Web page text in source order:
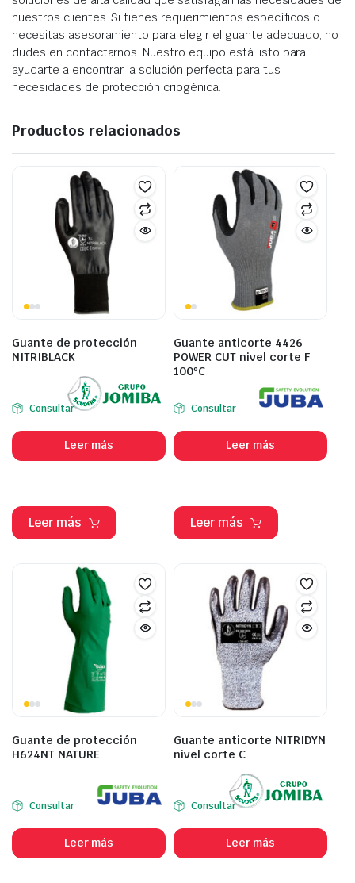
nuestros clientes. Si tienes requerimientos específicos o
necesitas asesoramiento para elegir el guante adecuado, no
dudes en contactarnos. Nuestro equipo está listo para
ayudarte a encontrar la solución perfecta para tus
necesidades de protección criogénica.
Productos relacionados
Guante de protección
NITRIBLACK
Consultar
Leer más
Leer más
Guante anticorte 4426
POWER CUT nivel corte F
100ºC
Consultar
Leer más
Leer más
Guante de protección
H624NT NATURE
Consultar
Leer más
Guante anticorte NITRIDYN
nivel corte C
Consultar
Leer más